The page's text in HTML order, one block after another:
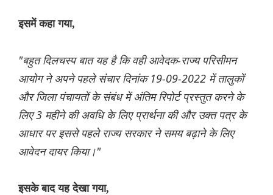
इसमें कहा गया,
"बहुत दिलचस्प बात यह है कि वही आवेदक-राज्य परिसीमन
आयोग ने अपने पहले संचार दिनांक 19-09-2022 में तालुकों
और जिला पंचायतों के संबंध में अंतिम रिपोर्ट प्रस्तुत करने के
लिए 3 महीने की अवधि के लिए प्रार्थना की और उक्त पत्र के
आधार पर इससे पहले राज्य सरकार ने समय बढ़ाने के लिए
आवेदन दायर किया।"
इसके बाद यह देखा गया,